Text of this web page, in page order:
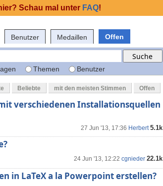
Benutzer Medaillen Offen
Themen Benutzer
Beliebte mit den meisten Stimmen Offen
verschiedenen Installationsquellen
27 Jun '13, 17:36 Herbert 5.1k
24 Jun '13, 12:22 cgnieder 22.1k
in LaTeX a la Powerpoint erstellen?
Schau mal unter FAQ!